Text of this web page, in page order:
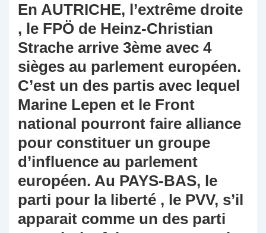
En AUTRICHE, l’extrême droite
, le FPÖ de Heinz-Christian
Strache arrive 3ème avec 4
sièges au parlement européen.
C’est un des partis avec lequel
Marine Lepen et le Front
national pourront faire alliance
pour constituer un groupe
d’influence au parlement
européen. Au PAYS-BAS, le
parti pour la liberté , le PVV, s’il
apparait comme un des parti